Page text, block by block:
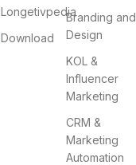
Longetivpedia
Download
Branding and
Design
KOL &
Influencer
Marketing
CRM &
Marketing
Automation